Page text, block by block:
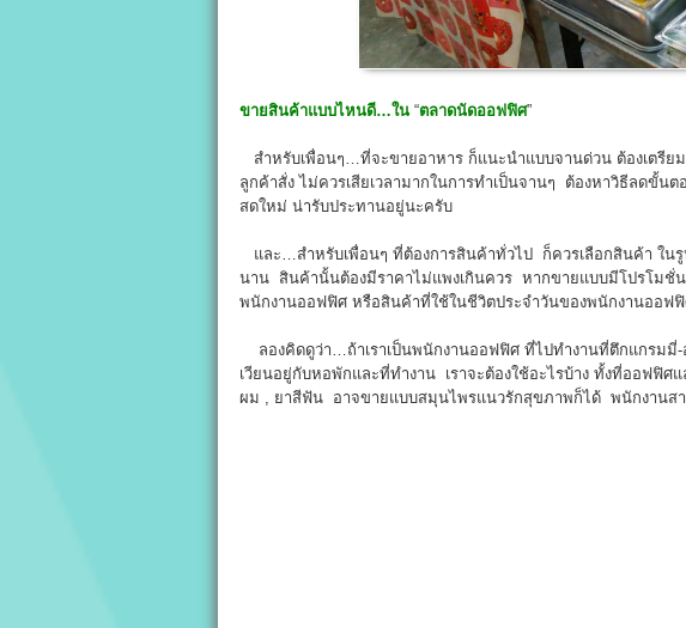
ขายสินค้าแบบไหนดี…ใน “ตลาดนัดออฟฟิศ”
สำหรับเพื่อนๆ…ที่จะขายอาหาร ก็แนะนำแบบจานด่วน ต้องเตรีย
ลูกค้าสั่ง ไม่ควรเสียเวลามากในการทำเป็นจานๆ ต้องหาวิธีลดขั้น
สดใหม่ น่ารับประทานอยู่นะครับ
และ…สำหรับเพื่อนๆ ที่ต้องการสินค้าทั่วไป ก็ควรเลือกสินค้า ในรู
นาน สินค้านั้นต้องมีราคาไม่แพงเกินควร หากขายแบบมีโปรโมชั่
พนักงานออฟฟิศ หรือสินค้าที่ใช้ในชีวิตประจำวันของพนักงานออฟฟิ
ลองคิดดูว่า…ถ้าเราเป็นพนักงานออฟฟิศ ที่ไปทำงานที่ตึกแกรม
เวียนอยู่กับหอพักและที่ทำงาน เราจะต้องใช้อะไรบ้าง ทั้งที่ออฟฟิ
ผม , ยาสีฟัน อาจขายแบบสมุนไพรแนวรักสุขภาพก็ได้ พนักงานสา